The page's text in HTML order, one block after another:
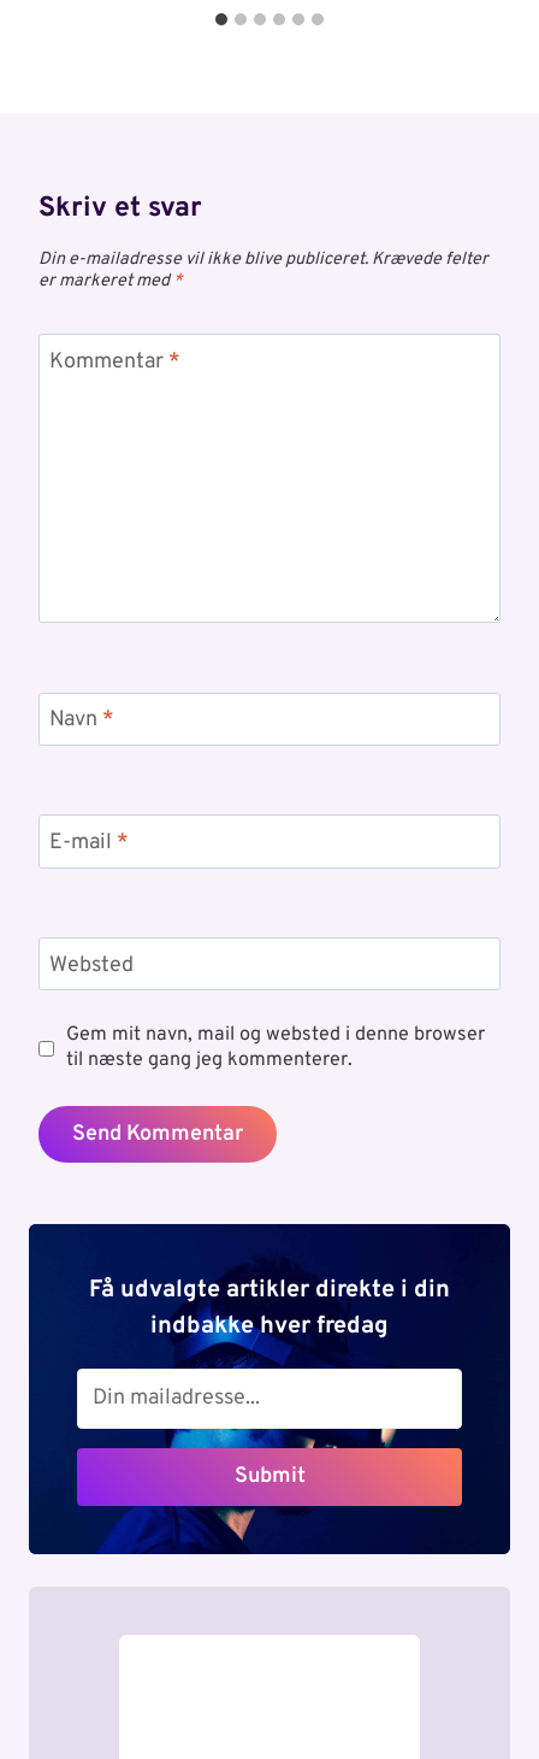
Skriv et svar
Din e-mailadresse vil ikke blive publiceret. Krævede felter
er markeret med*
Kommentar *
Navn *
E-mail *
Websted
Gem mit navn, mail og websted i denne browser
til næste gang jeg kommenterer.
Få udvalgte artikler direkte i din
indbakke hver fredag
Submit